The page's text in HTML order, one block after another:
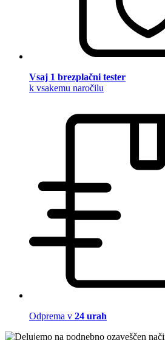
Vsaj 1 brezplačni tester
k vsakemu naročilu
Odprema v 24 urah